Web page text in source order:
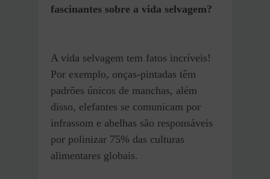
fascinantes sobre a vida selvagem?
A vida selvagem tem fatos incríveis!
Por exemplo, onças-pintadas têm
padrões únicos de manchas, além
disso, elefantes se comunicam por
infrassom e abelhas são responsáveis
por polinizar 75% das culturas
alimentares globais.